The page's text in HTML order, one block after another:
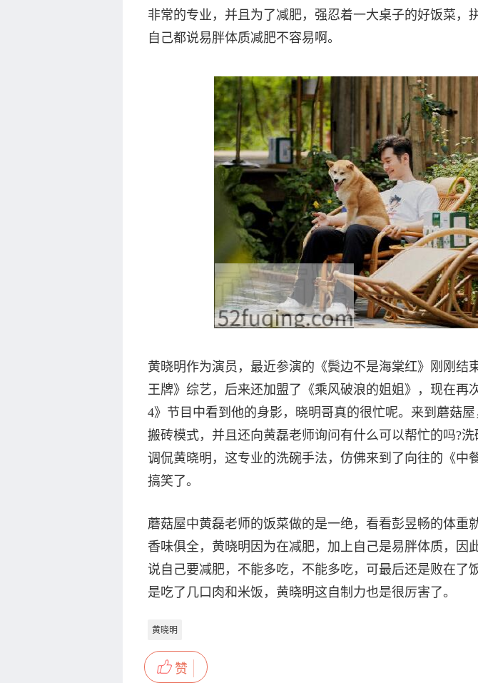
非常的专业，并且为了减肥，强忍着一大桌子的好饭菜，
自己都说易胖体质减肥不容易啊。
黄晓明作为演员，最近参演的《鬓边不是海棠红》刚刚结
王牌》综艺，后来还加盟了《乘风破浪的姐姐》，现在再
4》节目中看到他的身影，晓明哥真的很忙呢。来到蘑菇
搬砖模式，并且还向黄磊老师询问有什么可以帮忙的吗?
调侃黄晓明，这专业的洗碗手法，仿佛来到了向往的《中
搞笑了。
蘑菇屋中黄磊老师的饭菜做的是一绝，看看彭昱畅的体重
香味俱全，黄晓明因为在减肥，加上自己是易胖体质，因
说自己要减肥，不能多吃，不能多吃，可最后还是败在了
是吃了几口肉和米饭，黄晓明这自制力也是很厉害了。
黄晓明
赞